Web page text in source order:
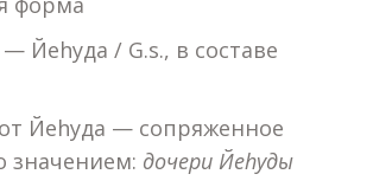
значением: дочери Йеhуды